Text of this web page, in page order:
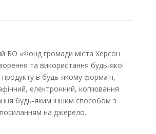
БО «Фонд громади міста Херсон
та використання будь-якої
в будь-якому форматі,
електронний, копіювання
будь-яким іншим способом з
на джерело.